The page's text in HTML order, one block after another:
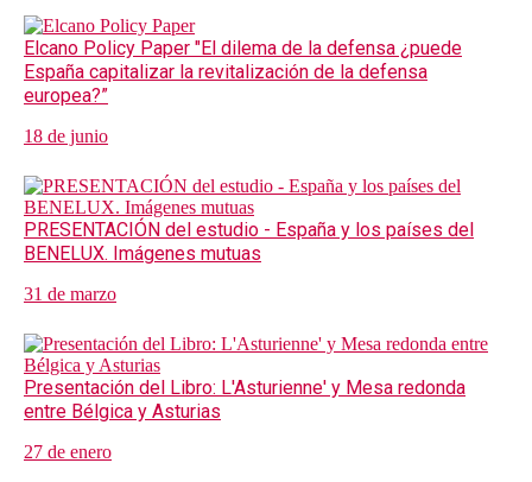
Elcano Policy Paper "El dilema de la defensa ¿puede
España capitalizar la revitalización de la defensa
europea?”
18 de junio
PRESENTACIÓN del estudio - España y los países del
BENELUX. Imágenes mutuas
31 de marzo
Presentación del Libro: L'Asturienne' y Mesa redonda
entre Bélgica y Asturias
27 de enero